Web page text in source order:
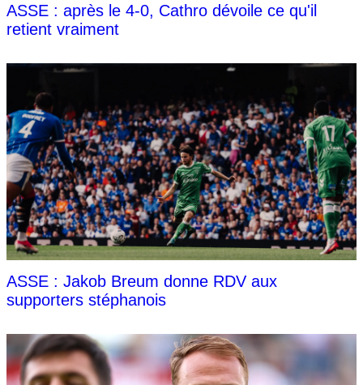
ASSE : après le 4-0, Cathro dévoile ce qu'il
retient vraiment
ASSE : Jakob Breum donne RDV aux
supporters stéphanois